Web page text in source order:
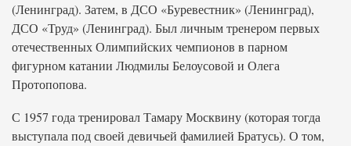
(Ленинград). Затем, в ДСО «Буревестник» (Ленинград),
ДСО «Труд» (Ленинград). Был личным тренером первых
отечественных Олимпийских чемпионов в парном
фигурном катании Людмилы Белоусовой и Олега
Протопопова.
С 1957 года тренировал Тамару Москвину (которая тогда
выступала под своей девичьей фамилией Братусь). О том,